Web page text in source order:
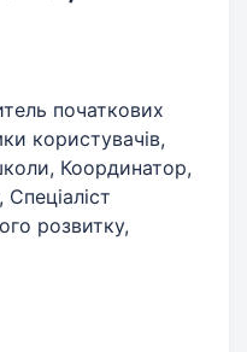
початкових
користувачів,
Координатор,
розвитку,